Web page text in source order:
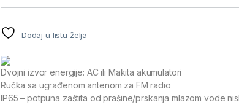
Dodaj u listu želja
Dvojni izvor energije: AC ili Makita akumulatori
Ručka sa ugrađenom antenom za FM radio
IP65 – potpuna zaštita od prašine/prskanja mlazom vode